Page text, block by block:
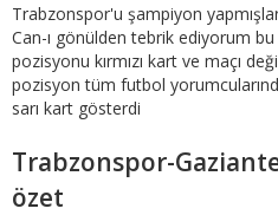
Trabzonspor'u şampiyon
Can-ı gönülden tebrik ediyorum
pozisyonu kırmızı kart ve maçı
pozisyon tüm futbol
sarı kart gösterdi
Trabzonspor-
özet